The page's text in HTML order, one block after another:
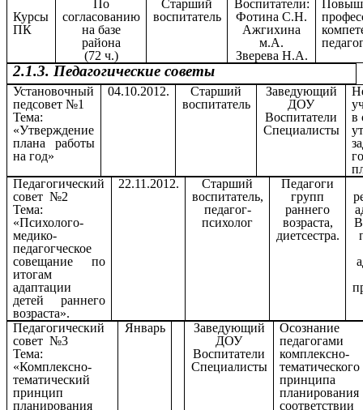
Курсы
ПК
По
согласованию
на базе
района
(72 ч.)
Старший
воспитатель
Воспитатели:
Фотина С.Н.
Ажгихина
м.А.
Зверева Н.А.
2.1.3. Педагогические советы
Установочный
педсовет №1
Тема:
«Утверждение
плана работы
на год»
04.10.2012.
Старший
воспитатель
Заведующий
ДОУ
Воспитатели
Специалисты
в
Педагогический
совет №2
Тема:
«Психолого-
медико-
педагогческое
совещание по
итогам
адаптации
детей раннего
возраста».
22.11.2012.
Старший
воспитатель,
педагог-
психолог
Педагоги
групп
раннего
возраста,
диетсестра.
Педагогический
совет №3
Тема:
«Комплексно-
тематический
принцип
планирования
Январь
Заведующий
ДОУ
Воспитатели
Специалисты
Осознание
педагогами
комплексно-
тематического
принципа
планирования
соответствии